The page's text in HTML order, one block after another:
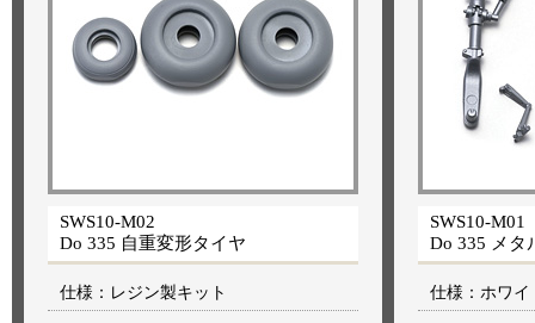
SWS10-M02
Do 335 自重変形タイヤ
仕様：レジン製キット
SWS10-M01
Do 335 メタ
仕様：ホワ